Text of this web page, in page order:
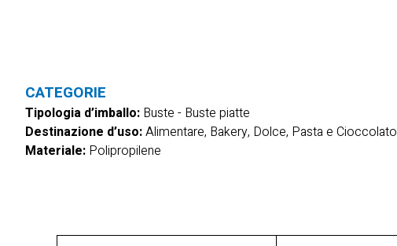
CATEGORIE
Tipologia d’imballo: Buste - Buste piatte
Destinazione d’uso:Alimentare, Bakery, Dolce, Pasta e Cioccolato
Materiale: Polipropilene